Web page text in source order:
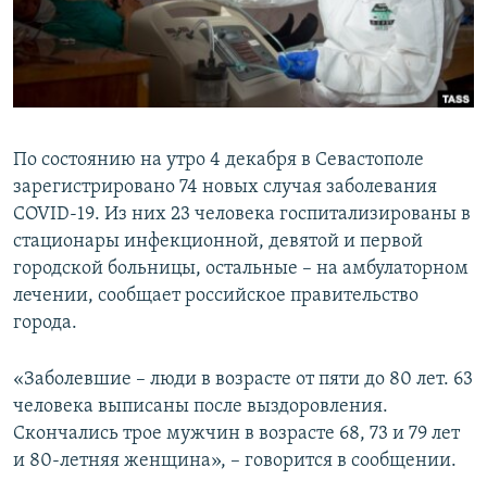
ПОБЕДИТЕЛЕЙ НЕ СУДЯТ?
КРЫМ.НЕПОКОРЕННЫЙ
ПРИСОЕДИНЯЙТЕСЬ!
Все сайты RFE/RL
По состоянию на утро 4 декабря в Севастополе
зарегистрировано 74 новых случая заболевания
COVID-19. Из них 23 человека госпитализированы в
стационары инфекционной, девятой и первой
городской больницы, остальные – на амбулаторном
лечении, сообщает российское правительство
города.
«Заболевшие – люди в возрасте от пяти до 80 лет. 63
человека выписаны после выздоровления.
Скончались трое мужчин в возрасте 68, 73 и 79 лет
и 80-летняя женщина», – говорится в сообщении.